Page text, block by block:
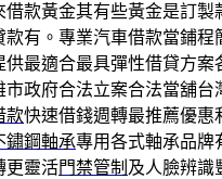
借款黃金其有些黃金是訂製
款有。專業汽車借款當鋪程
供最適合最具彈性借貸方案
市政府合法立案合法當舖台
款快速借錢週轉最推薦優惠
鏽鋼軸承專用各式軸承品牌
更靈活門禁管制 及人臉辨識